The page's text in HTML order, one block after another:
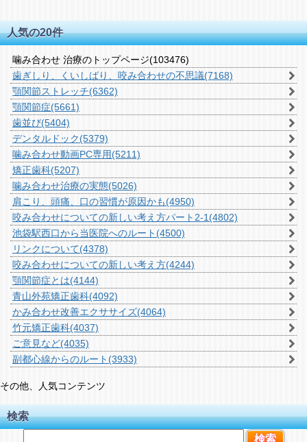
人気の20件
噛み合わせ 治療のトップページ(103476)
歯ぎしり、くいしばり、咬み合わせの不思議(7168)
顎関節ストレッチ(6362)
顎関節症(5661)
歯並び(5404)
デンタルドック(5379)
噛み合わせ動画PC専用(5211)
矯正歯科(5207)
噛み合わせ治療の実態(5026)
肩こり、頭痛、口の習慣が原因かも(4950)
咬み合わせについての新しい考え方パート2-1 (4802)
池袋駅西口から当医院へのルート (4500)
リンクについて(4378)
咬み合わせについての新しい考え方(4244)
顎関節症とは(4144)
青山外苑矯正歯科(4092)
かみ合わせ改善エクササイズ(4064)
竹元矯正歯科(4037)
ご意見など(4035)
副都心線からのルート (3933)
その他、人気コンテンツ
検索